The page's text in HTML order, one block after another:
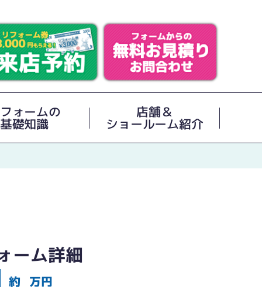
ォームの
基礎知識
店舗＆
ショールーム紹介
ーム詳細
約 万円